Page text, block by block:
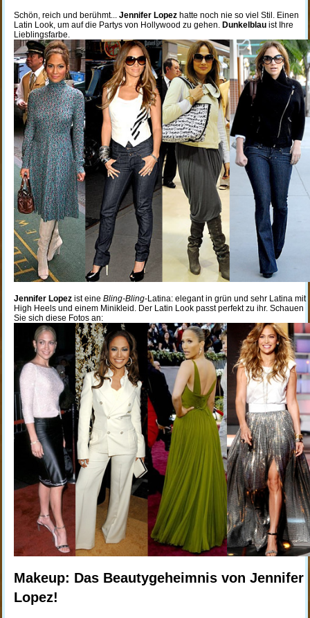
Schön, reich und berühmt... Jennifer Lopezhatte noch nie so viel Stil. Einen
Latin Look, um auf die Partys von Hollywood zu gehen. Dunkelblauist Ihre
Lieblingsfarbe.
Jennifer Lopez ist eine Bling-Bling-Latina: elegant in grün und sehr Latina mit
High Heels und einem Minikleid. Der Latin Look passt perfekt zu ihr. Schauen
Sie sich diese Fotos an:
Makeup: Das Beautygeheimnis von Jennifer
Lopez!